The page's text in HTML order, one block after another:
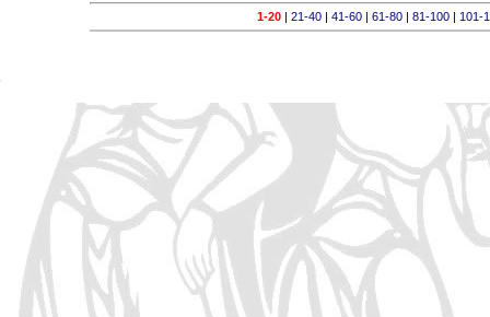
1-20| 21-40| 41-60| 61-80| 81-100| 101-